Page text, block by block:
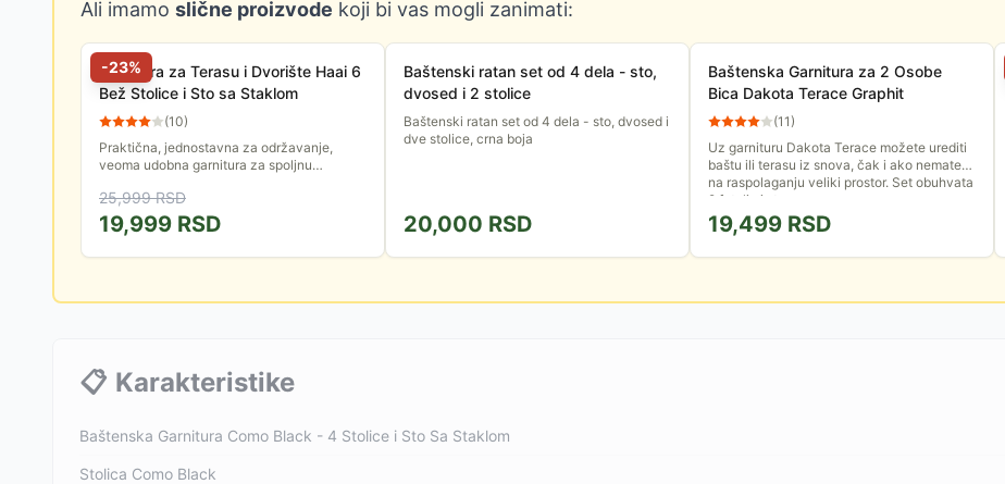
Ali imamo slične proizvode koji bi vas mogli zanimati:
-23%
Garnitura za Terasu i Dvorište Haai 6
Bež Stolice i Sto sa Staklom
(10)
Praktična, jednostavna za održavanje,
veoma udobna garnitura za spoljnu
udobne i otporne na sunce i kišu, a...
25,999RSD
19,999 RSD
Baštenski ratan set od 4 dela - sto,
dvosed i 2 stolice
Baštenski ratan set od 4 dela - sto, dvosed i
dve stolice, crna boja
20,000 RSD
Baštenska Garnitura za 2 Osobe
Bica Dakota Terace Graphit
(11)
Uz garnituru Dakota Terace možete urediti
baštu ili terasu iz snova, čak i ako nemate
na raspolaganju veliki prostor. Set obuhvata
2 fotelje i sto....
19,499 RSD
📋 Karakteristike
Baštenska Garnitura Como Black - 4 Stolice i Sto Sa Staklom
Stolica Como Black